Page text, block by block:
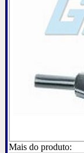
Mais do produto: